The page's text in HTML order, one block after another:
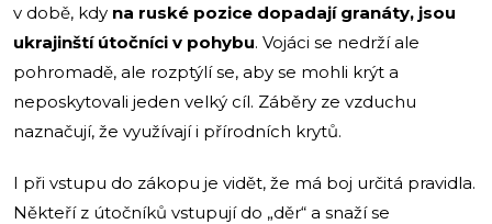
v době, kdy na ruské pozice dopadají granáty, jsou
ukrajinští útočníci v pohybu. Vojáci se nedrží ale
pohromadě, ale rozptýlí se, aby se mohli krýt a
neposkytovali jeden velký cíl. Záběry ze vzduchu
naznačují, že využívají i přírodních krytů.
I při vstupu do zákopu je vidět, že má boj určitá pravidla.
Někteří z útočníků vstupují do „děr“ a snaží se